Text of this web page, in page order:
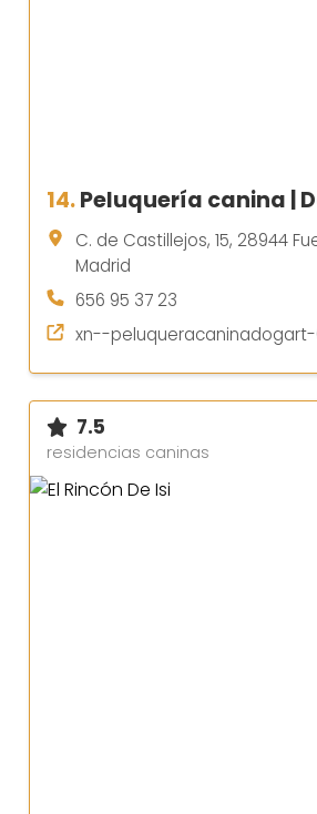
14.Peluquería canina |
C. de Castillejos, 15, 28944
Madrid
656 95 37 23
xn--
7.5
residencias caninas